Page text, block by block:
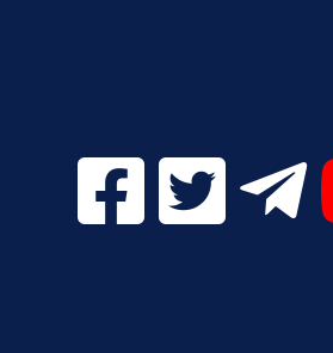
Facebook Digital UVa
Twitter